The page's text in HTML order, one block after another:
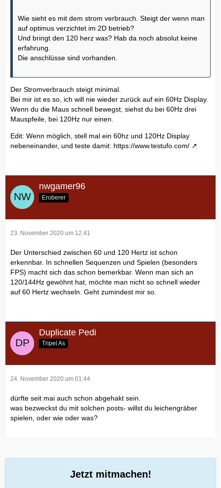
Wie sieht es mit dem strom verbrauch. Steigt der wenn man
auf optimus verzichtet im 2D betrieb?
Und bringt den 120 herz was? Hab da noch absolut keine
erfahrung.
Die anschlüsse sind vorhanden.
Der Stromverbrauch steigt minimal.
Bei mir ist es so, ich will nie wieder zurück auf ein 60Hz Display.
Wenn du die Maus schnell bewegst, siehst du bei 60Hz drei
Mauspfeile, bei 120Hz nur einen.
Edit: Wenn möglich, stell mal ein 60hz und 120Hz Display
nebeneinander, und teste damit: https://www.testufo.com/
nwgamer96
Eroberer
23. November 2020 um 12:41
Der Unterschied zwischen 60 und 120 Hertz ist schon
erkennbar. In schnellen Sequenzen und Spielen (besonders
FPS) macht sich das schon bemerkbar. Wenn man sich an
120/144Hz gewöhnt hat, möchte man nicht so schnell wieder
auf 60 Hertz wechseln. Geht zumindest mir so.
Duplicate Pedi
Tripel As
24. November 2020 um 01:44
dürfte seit mai auch schon abgehakt sein.
was bezweckst du mit solchen posts- willst du leichengräber
spielen, oder wie oder was?
Jetzt mitmachen!